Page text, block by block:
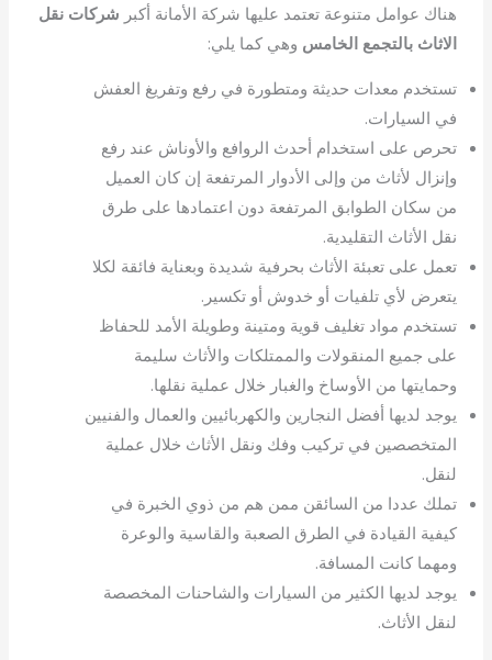
هناك عوامل متنوعة تعتمد عليها شركة الأمانة أكبر شركات نقل
الاثاث بالتجمع الخامس وهي كما يلي:
تستخدم معدات حديثة ومتطورة في رفع وتفريغ العفش
في السيارات.
تحرص على استخدام أحدث الروافع والأوناش عند رفع
وإنزال لأثاث من وإلى الأدوار المرتفعة إن كان العميل
من سكان الطوابق المرتفعة دون اعتمادها على طرق
نقل الأثاث التقليدية.
تعمل على تعبئة الأثاث بحرفية شديدة وبعناية فائقة لكلا
يتعرض لأي تلفيات أو خدوش أو تكسير.
تستخدم مواد تغليف قوية ومتينة وطويلة الأمد للحفاظ
على جميع المنقولات والممتلكات والأثاث سليمة
وحمايتها من الأوساخ والغبار خلال عملية نقلها.
يوجد لديها أفضل النجارين والكهربائيين والعمال والفنيين
المتخصصين في تركيب وفك ونقل الأثاث خلال عملية
لنقل.
تملك عددا من السائقن ممن هم من ذوي الخبرة في
كيفية القيادة في الطرق الصعبة والقاسية والوعرة
ومهما كانت المسافة.
يوجد لديها الكثير من السيارات والشاحنات المخصصة
لنقل الأثاث.